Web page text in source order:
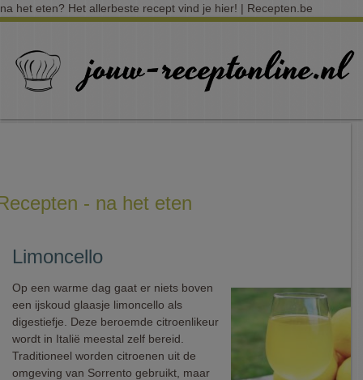
na het eten? Het allerbeste recept vind je hier! | Recepten.be
- na het eten
Limoncello
Op een warme dag gaat er niets boven
een ijskoud glaasje limoncello als
digestiefje. Deze beroemde citroenlikeur
wordt in Italië meestal zelf bereid.
Traditioneel worden citroenen uit de
omgeving van Sorrento gebruikt, maar